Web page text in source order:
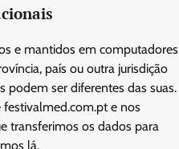
e mantidos em computadores
país ou outra jurisdição
podem ser diferentes das suas.
festivalmed.com.pt e nos
transferimos os dados para
lá.